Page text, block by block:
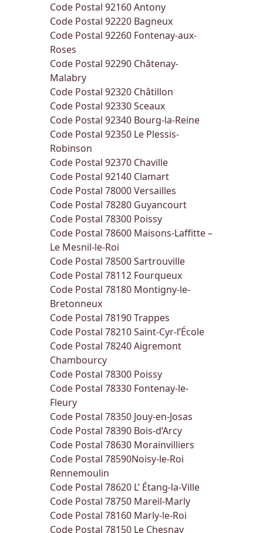
Code Postal 92160Antony
Code Postal 92220 Bagneux
Code Postal 92260 Fontenay-aux-
Roses
Code Postal 92290 Châtenay-
Malabry
Code Postal 92320 Châtillon
Code Postal 92330Sceaux
Code Postal 92340 Bourg-la-Reine
Code Postal 92350 Le Plessis-
Robinson
Code Postal 92370 Chaville
Code Postal 92140 Clamart
Code Postal 78000Versailles
Code Postal 78280 Guyancourt
Code Postal 78300 Poissy
Code Postal 78600 Maisons-Laffitte –
Le Mesnil-le-Roi
Code Postal 78500Sartrouville
Code Postal 78112 Fourqueux
Code Postal 78180 Montigny-le-
Bretonneux
Code Postal 78190Trappes
Code Postal 78210Saint-Cyr-l’École
Code Postal 78240Aigremont
Chambourcy
Code Postal 78300 Poissy
Code Postal 78330 Fontenay-le-
Fleury
Code Postal 78350 Jouy-en-Josas
Code Postal 78390 Bois-d’Arcy
Code Postal 78630 Morainvilliers
Code Postal 78590Noisy-le-Roi
Rennemoulin
Code Postal 78620 L’ Étang-la-Ville
Code Postal 78750 Mareil-Marly
Code Postal 78160 Marly-le-Roi
Code Postal 78150 Le Chesnay